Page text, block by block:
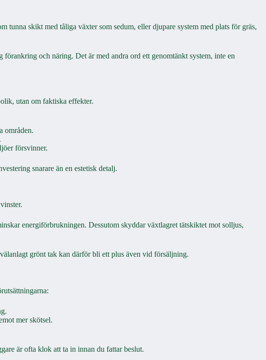
tunna skikt med tåliga växter som sedum, eller djupare system med plats för gräs,
och näring. Det är med andra ord ett genomtänkt system, inte en
utan om faktiska effekter.
områden.
försvinner.
snarare än en estetisk detalj.
energiförbrukningen. Dessutom skyddar växtlagret tätskiktet mot solljus,
grönt tak kan därför bli ett plus även vid försäljning.
mer skötsel.
är ofta klok att ta in innan du fattar beslut.